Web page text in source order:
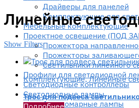
Драйверы для панелей
Комплектующие для
Мебельные комплектующие
Проектное освещение (ПОД
Прожектора
Прожекторы
Светильники линейного
Профили для светодиодной
Светодиодные контроллеры
Светодиодные лампы
Антикомарные лампы
Линейные
Show Filters
Комплектующие, Линейные
Трос для подвеса
Подробнее